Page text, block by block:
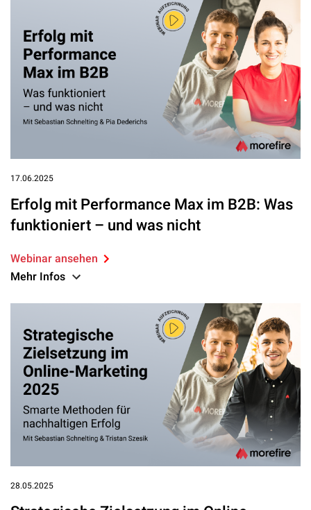
17.06.2025
Erfolg mit Performance Max im B2B: Was
funktioniert – und was nicht
Webinar ansehen
Mehr Infos
28.05.2025